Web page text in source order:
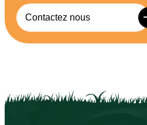
Contactez nous